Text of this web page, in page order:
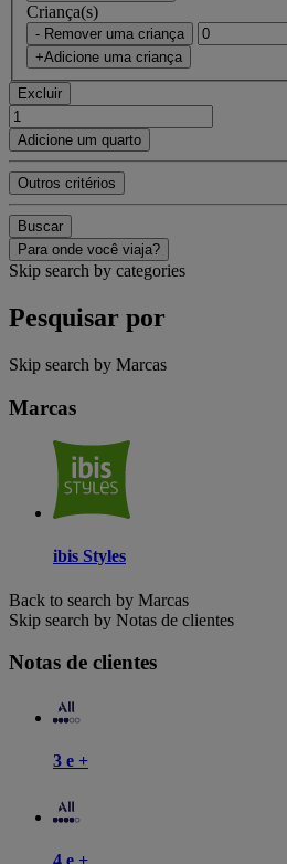
Criança(s)
- Remover uma criança
+Adicione uma criança
Excluir
Adicione um quarto
Outros critérios
Buscar
Para onde você viaja?
Skip search by categories
Pesquisar por
Skip search by Marcas
Marcas
ibis Styles
Back to search by Marcas
Skip search by Notas de clientes
Notas de clientes
3 e +
4 e +